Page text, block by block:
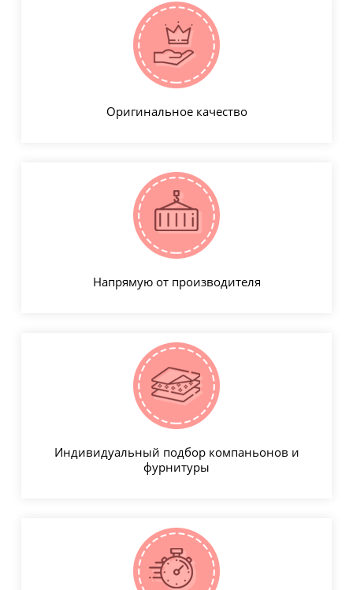
Оригинальное качество
Напрямую от производителя
Индивидуальный подбор компаньонов и
фурнитуры